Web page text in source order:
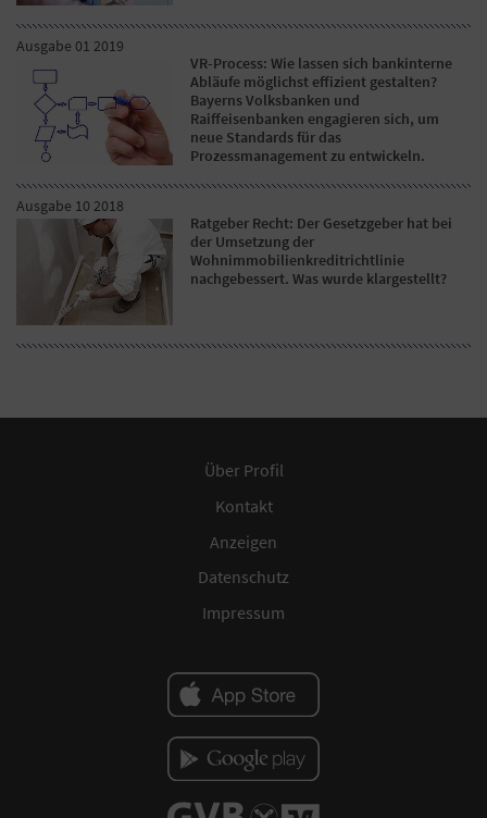
Ausgabe 01 2019
VR-Process: Wie lassen sich bankinterne
Abläufe möglichst effizient gestalten?
Bayerns Volksbanken und
Raiffeisenbanken engagieren sich, um
neue Standards für das
Prozessmanagement zu entwickeln.
Ausgabe 10 2018
Ratgeber Recht: Der Gesetzgeber hat bei
der Umsetzung der
Wohnimmobilienkreditrichtlinie
nachgebessert. Was wurde klargestellt?
Über Profil
Kontakt
Anzeigen
Datenschutz
Impressum